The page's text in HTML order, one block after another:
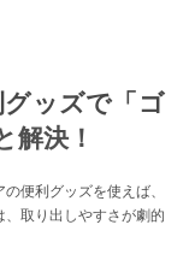
グッズで「ゴ
解決！
便利グッズを使えば、
取り出しやすさが劇的